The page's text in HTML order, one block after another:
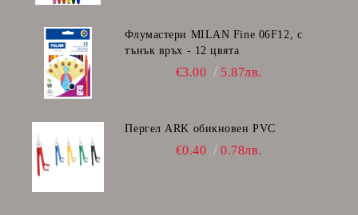
Флумастери MILAN Fine 06F12, с
тънък връх - 12 цвята
€3.00 5.87лв.
Пергел ARK обикновен PVC
€0.40 0.78лв.